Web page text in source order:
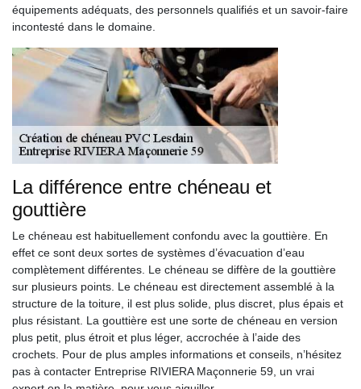
équipements adéquats, des personnels qualifiés et un savoir-faire
incontesté dans le domaine.
La différence entre chéneau et
gouttière
Le chéneau est habituellement confondu avec la gouttière. En
effet ce sont deux sortes de systèmes d’évacuation d’eau
complètement différentes. Le chéneau se diffère de la gouttière
sur plusieurs points. Le chéneau est directement assemblé à la
structure de la toiture, il est plus solide, plus discret, plus épais et
plus résistant. La gouttière est une sorte de chéneau en version
plus petit, plus étroit et plus léger, accrochée à l’aide des
crochets. Pour de plus amples informations et conseils, n’hésitez
pas à contacter Entreprise RIVIERA Maçonnerie 59, un vrai